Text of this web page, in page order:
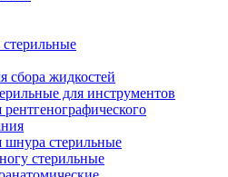
сбора жидкостей
для инструментов
шнура стерильные
стерильные